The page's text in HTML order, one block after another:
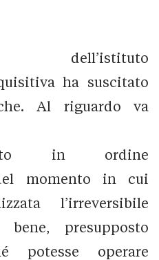
dell’istituto
ha suscitato
Al riguardo va
in ordine
momento in cui
l’irreversibile
bene, presupposto
potesse operare